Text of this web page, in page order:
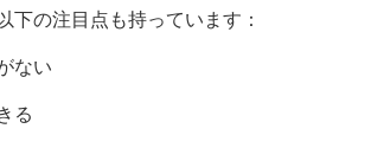
下の注目点も持っています：
ない
る